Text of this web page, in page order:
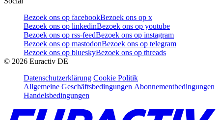
Bezoek ons op facebookBezoek ons op x
Bezoek ons op linkedinBezoek ons op youtube
Bezoek ons op rss-feedBezoek ons op instagram
Bezoek ons op mastodonBezoek ons op telegram
Bezoek ons op blueskyBezoek ons op threads
© 2026 Euractiv DE
Datenschutzerklärung Cookie Politik
Allgemeine Geschäftsbedingungen Abonnementbedingungen
Handelsbedingungen